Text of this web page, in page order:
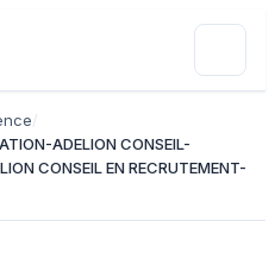
ADELION CONSEIL-
CONSEIL EN RECRUTEMENT-